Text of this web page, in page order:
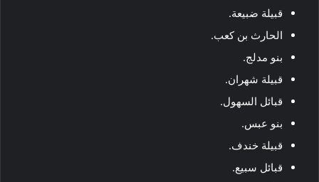
قبيلة ضبيعة.
الحارث بن كعب.
بنو مدلج.
قبيلة شهران.
قبائل السهول.
بنو عبس.
قبيلة خندف.
قبائل سبيع.